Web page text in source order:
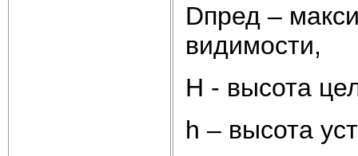
Dпред –
видимости,
H - высота
h – высота